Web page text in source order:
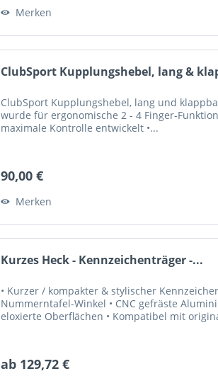
Merken
ClubSport Kupplungshebel, lang &
ClubSport Kupplungshebel, lang und
wurde für ergonomische 2 - 4 Finger-
maximale Kontrolle entwickelt •...
90,00 €
Merken
Kurzes Heck - Kennzeichenträger -...
• Kurzer / kompakter & stylischer
Nummerntafel-Winkel • CNC gefräste
eloxierte Oberflächen • Kompatibel mit
ab 129,72 €